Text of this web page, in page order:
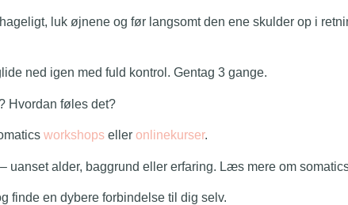
luk øjnene og før l angsomt den ene skulder op i
ned igen med fuld kontrol. Gentag 3 gange.
Hvordan føles det?
workshops eller onlinekurser.
uanset alder, baggrund eller erfaring. Læs mere om
finde en dybere forbindelse til dig selv.